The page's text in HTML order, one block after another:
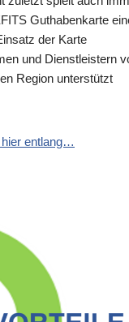
Guthabenkarte
der Karte
und Dienstleistern
Region unterstützt
hier entlang…